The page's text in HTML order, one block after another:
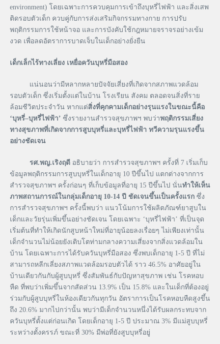
environment) โดยเฉพาะการควบคุมการเข้าถึงบุหรี่ไฟฟ้า และสิ่งเสพ
ติดรอบตัวเด็ก ควบคู่กับการส่งเสริมกิจกรรมทางกาย การปรับ
พฤติกรรมการใช้หน้าจอ และการบังคับใช้กฎหมายจราจรอย่างเข้ม
งวด เพื่อลดอัตราการบาดเจ็บในเด็กอย่างยั่งยืน
เด็กเล็กไร้ทางเลี่ยง เหยื่อควันบุหรี่มือสอง
แน่นอนว่ามีหลากหลายปัจจัยเสี่ยงที่เกิดจากสภาพแวดล้อม
รอบตัวเด็ก ซึ่งเริ่มตั้งแต่ในบ้าน โรงเรียน สังคม ตลอดจนสิ่งที่ราย
ล้อมชีวิตประจำวัน หากแต่สิ่งที่คุกคามเด็กอย่างรุนแรงในขณะนี้คือ
‘บุหรี่–บุหรี่ไฟฟ้า’ ซึ่งรายงานสำรวจสุขภาพฯ พบว่าพฤติกรรมเสี่ยง
ทางสุขภาพที่เกิดจากการสูบบุหรี่และบุหรี่ไฟฟ้า ทวีความรุนแรงขึ้น
อย่างชัดเจน
รศ.พญ.เริงฤดี อธิบายว่า การสำรวจสุขภาพฯ ครั้งที่ 7 เริ่มเก็บ
ข้อมูลพฤติกรรมการสูบบุหรี่ในเด็กอายุ 10 ปีขึ้นไป แตกต่างจากการ
สำรวจสุขภาพฯ ครั้งก่อนๆ ที่เก็บข้อมูลที่อายุ 15 ปีขึ้นไป นั่นทำให้เห็น
ภาพสถานการณ์ในกลุ่มเด็กอายุ 10-14 ปี ชัดเจนขึ้นเป็นครั้งแรก ซึ่ง
การสำรวจสุขภาพฯ ครั้งนี้พบว่า แนวโน้มการใช้ผลิตภัณฑ์ยาสูบใน
เด็กและวัยรุ่นเพิ่มขึ้นอย่างชัดเจน โดยเฉพาะ ‘บุหรี่ไฟฟ้า’ ที่เป็นจุด
เริ่มต้นที่ทำให้เกิดนักสูบหน้าใหม่ที่อายุน้อยลงเรื่อยๆ ไม่เพียงเท่านั้น
เด็กจำนวนไม่น้อยยังเติบโตท่ามกลางความเสี่ยงจากสิ่งแวดล้อมใน
บ้าน โดยเฉพาะการได้รับควันบุหรี่มือสอง ซึ่งพบเด็กอายุ 1-5 ปี ที่ไม่
สามารถหลีกเลี่ยงสภาพแวดล้อมรอบตัวได้ ราว 46.5% อาศัยอยู่ใน
บ้านเดียวกันกับผู้สูบบุหรี่ ซึ่งสัมพันธ์กับปัญหาสุขภาพ เช่น โรคหอบ
หืด ที่พบว่าเพิ่มขึ้นจากสัดส่วน 13.9% เป็น 15.8% และในเด็กที่ต้องอยู่
ร่วมกับผู้สูบบุหรี่ในห้องเดียวกันทุกวัน อัตราการเป็นโรคหอบหืดสูงขึ้น
ถึง 20.6% มากไปกว่านั้น พบว่ามีเด็กจำนวนหนึ่งได้รับผลกระทบจาก
ควันบุหรี่ตั้งแต่ก่อนเกิด โดยเด็กอายุ 1-5 ปี ประมาณ 3% มีแม่สูบบุหรี่
ระหว่างตั้งครรภ์ ขณะที่ 30% มีพ่อที่ยังสูบบุหรี่อยู่